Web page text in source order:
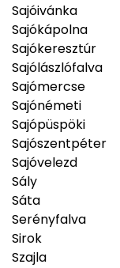
Sajóivánka
Sajókápolna
Sajókeresztúr
Sajólászlófalva
Sajómercse
Sajónémeti
Sajópüspöki
Sajószentpéter
Sajóvelezd
Sály
Sáta
Serényfalva
Sirok
Szajla